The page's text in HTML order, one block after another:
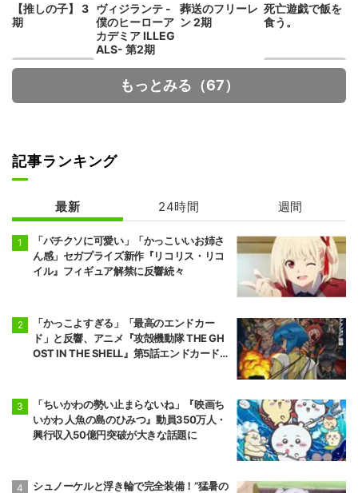
【推しの子】 3
期
ヴィジランテ -
僕のヒーローア
カデミア ILLEG
ALS- 第2期
葬送のフリーレ
ン 2期
死亡遊戯で飯を
食う。
の魔女
もっとみる（67）
記事ランキング
最新 24時間 週間
「バチクソに可愛い」「かっこいいお姉さ
ん感」セガプライズ新作『リコリス・リコ
イル』フィギュア解禁に反響続々
「かっこよすぎる」「最高のエンドカー
ド」と反響、アニメ『攻殻機動隊 THE GH
OST IN THE SHELL』第5話エンドカード公
「ちいかわの勢い止まらないね」『映画ち
いかわ 人魚の島のひみつ』動員350万人・
興行収入50億円突破が大きな話題に
シュノーケルと浮き輪で完全装備！“猛暑の